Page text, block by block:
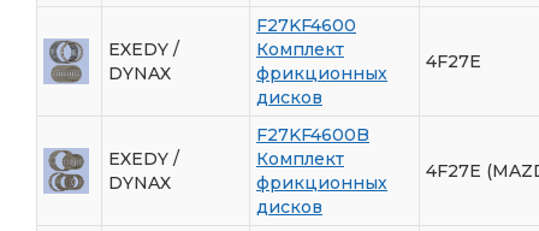
EXEDY /
DYNAX
F27KF4600
Комплект
фрикционных
дисков
4F27E
EXEDY /
DYNAX
F27KF4600B
Комплект
фрикционных
дисков
4F27E